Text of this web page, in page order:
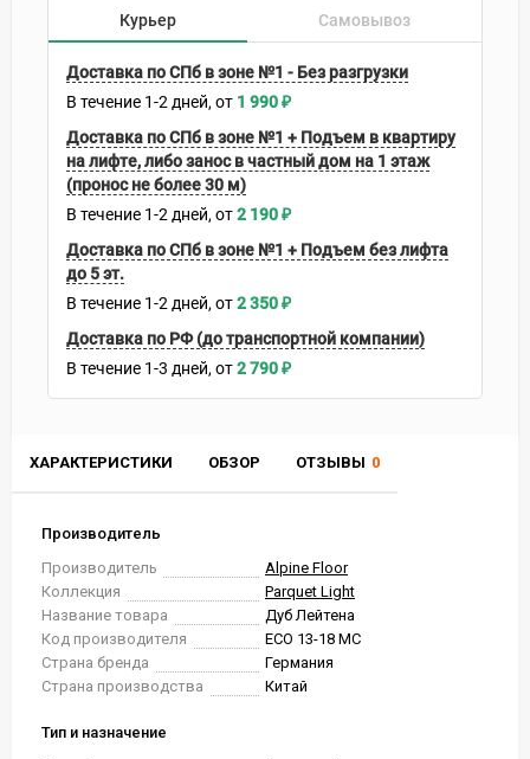
ХАРАКТЕРИСТИКИ ОБЗОР ОТЗЫВЫ 0
Производитель
Производитель
Alpine Floor
Коллекция
Parquet Light
Название товара
Дуб Лейтена
Код производителя
ЕСО 13-18 MC
Страна бренда
Германия
Страна производства
Китай
Тип и назначение
Курьер Самовывоз
Доставка по СПб в зоне №1 - Без разгрузки
В течение 1-2 дней 1 990₽
Доставка по СПб в зоне №1 + Подъем в квартиру
на лифте, либо занос в частный дом на 1 этаж
(пронос не более 30 м)
В течение 1-2 дней 2 190₽
Доставка по СПб в зоне №1 + Подъем без лифта
до 5 эт.
В течение 1-2 дней 2 350₽
Доставка по РФ (до транспортной компании)
В течение 1-3 дней 2 790₽